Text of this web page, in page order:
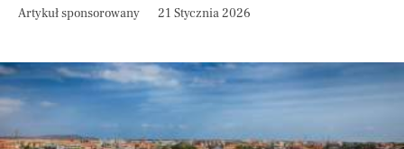
Artykuł sponsorowany 21 Stycznia 2026